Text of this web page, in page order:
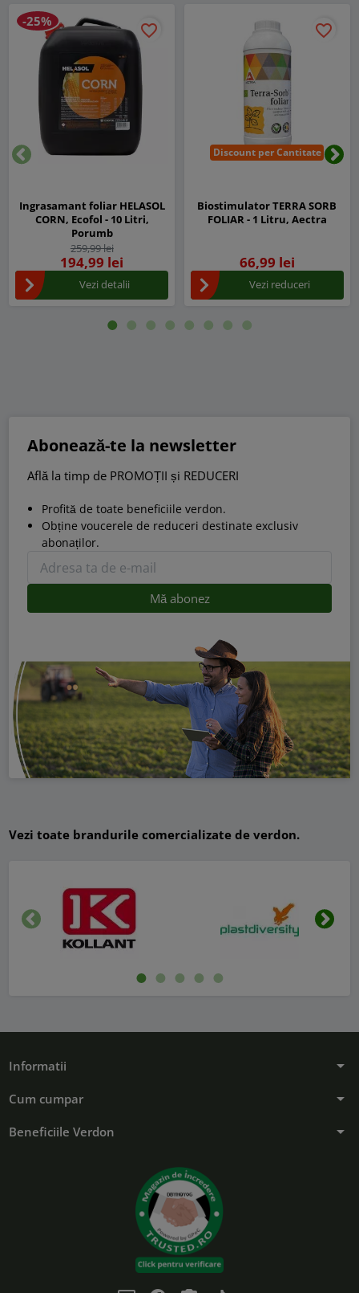
favorite_border
-25%
Ingrasamant foliar HELASOL
CORN, Ecofol - 10 Litri,
Porumb
259,99 lei
194,99 lei
Vezi detalii
Discount per Cantitate
favorite_border
Biostimulator TERRA SORB
FOLIAR - 1 Litru, Aectra
66,99 lei
Vezi reduceri
Abonează-te la newsletter
Află la timp de PROMOȚII și REDUCERI
Profită de toate beneficiile verdon.
Obține voucerele de reduceri destinate exclusiv
abonaților.
Vezi toate brandurile comercializate de verdon.
Inapoi
Informatii arrow_drop_down
Cum cumpar arrow_drop_down
Beneficiile Verdon arrow_drop_down